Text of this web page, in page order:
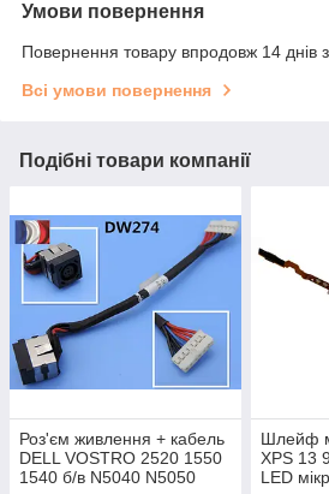
Умови повернення
Повернення товару впродовж 14 днів
Всі умови повернення
Подібні товари компанії
Роз'єм живлення + кабель
DELL VOSTRO 2520 1550
1540 б/в N5040 N5050
Шлейф
XPS 13
LED